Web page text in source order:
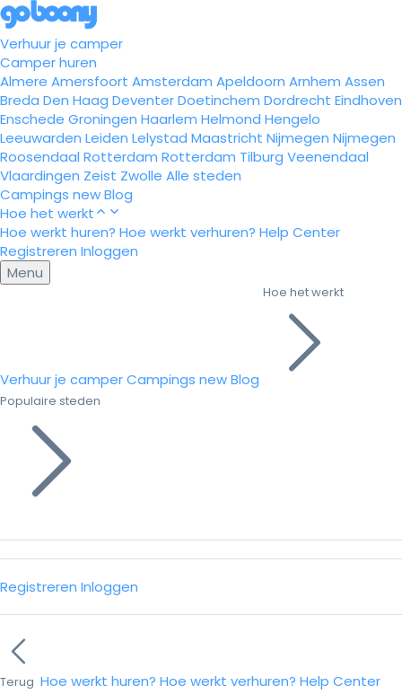
Verhuur je camper
Camper huren
Almere Amersfoort Amsterdam Apeldoorn Arnhem Assen
Breda Den Haag DeventerDoetinchem Dordrecht Eindhoven
Enschede Groningen Haarlem Helmond Hengelo
Leeuwarden Leiden Lelystad Maastricht Nijmegen Nijmegen
Roosendaal Rotterdam Rotterdam Tilburg Veenendaal
Vlaardingen Zeist Zwolle Alle steden
Campings newBlog
Hoe het werkt
Hoe werkt huren? Hoe werkt verhuren? Help Center
Registreren Inloggen
Menu
Verhuur je camperCampings newBlog
Hoe het werkt
Populaire steden
Registreren Inloggen
Terug Hoe werkt huren? Hoe werkt verhuren? Help Center